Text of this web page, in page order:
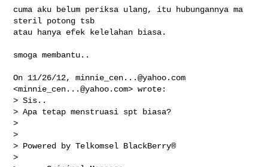
cuma aku belum periksa ulang, itu hubungannya ma
steril potong tsb
atau hanya efek kelelahan biasa.
smoga membantu..
On 11/26/12, minnie_cen...@yahoo.com
<minnie_cen...@yahoo.com> wrote:
> Sis..
> Apa tetap menstruasi spt biasa?
>
>
> Powered by Telkomsel BlackBerry®
>